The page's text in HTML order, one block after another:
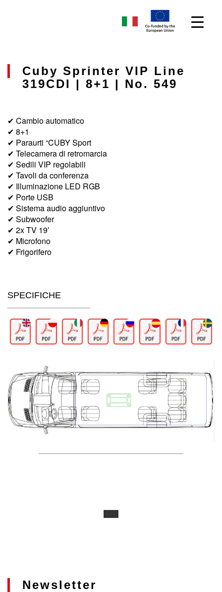
Cuby Sprinter VIP Line
319CDI | 8+1 | No. 549
✔ Cambio automatico
✔ 8+1
✔ Paraurti “CUBY Sport
✔ Telecamera di retromarcia
✔ Sedili VIP regolabili
✔ Tavoli da conferenza
✔ Illuminazione LED RGB
✔ Porte USB
✔ Sistema audio aggiuntivo
✔ Subwoofer
✔ 2x TV 19′
✔ Microfono
✔ Frigorifero
SPECIFICHE
Newsletter